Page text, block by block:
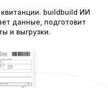
buildbuild ИИ
данные, подготовит
и выгрузки.